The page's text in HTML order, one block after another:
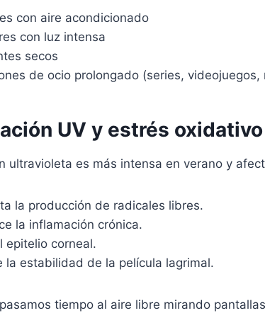
con aire acondicionado
con luz intensa
secos
de ocio prolongado (series, videojuegos,
UV y estrés oxidativo
ultravioleta es más intensa en verano y
la producción de radicales libres.
la inflamación crónica.
epitelio corneal.
la estabilidad de la película lagrimal.
tiempo al aire libre mirando